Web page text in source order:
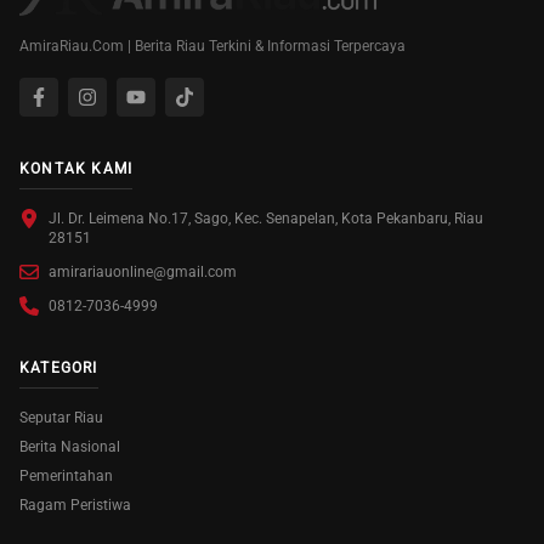
AmiraRiau.Com | Berita Riau Terkini & Informasi Terpercaya
KONTAK KAMI
Jl. Dr. Leimena No.17, Sago, Kec. Senapelan, Kota Pekanbaru, Riau
28151
amirariauonline@gmail.com
0812-7036-4999
KATEGORI
Seputar Riau
Berita Nasional
Pemerintahan
Ragam Peristiwa